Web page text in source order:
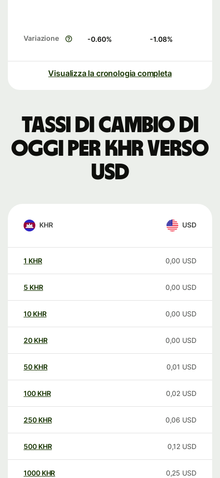
Variazione -0.60% -1.08%
Visualizza la cronologia completa
Tassi di cambio di
oggi per KHR verso
USD
KHR USD
1 KHR 0,00 USD
5 KHR 0,00 USD
10 KHR 0,00 USD
20 KHR 0,00 USD
50 KHR 0,01 USD
100 KHR 0,02 USD
250 KHR 0,06 USD
500 KHR 0,12 USD
1000 KHR 0,25 USD